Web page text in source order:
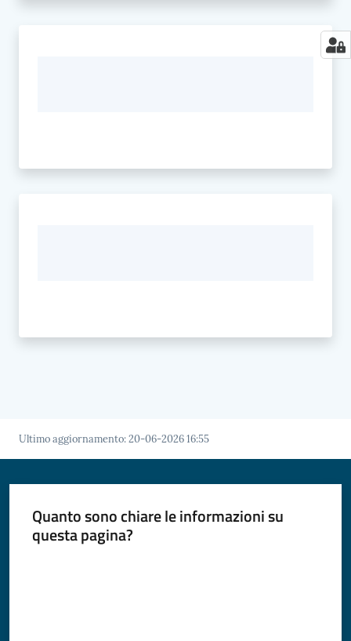
Ultimo aggiornamento:20-06-2026 16:55
Quanto sono chiare le informazioni su
questa pagina?